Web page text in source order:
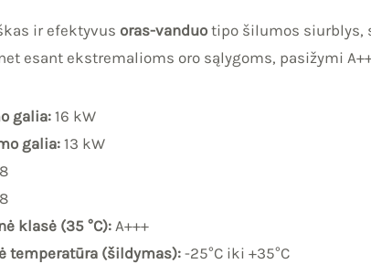
ir efektyvus oras-vanduo tipo šilumos siurblys,
esant ekstremalioms oro sąlygoms, pasižymi
galia:16 kW
galia: 13 kW
klasė (35 °C): A+++
temperatūra (šildymas): -25°C iki +35°C